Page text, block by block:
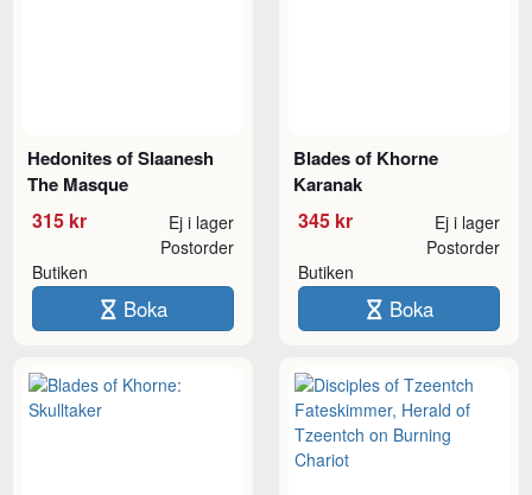
Hedonites of Slaanesh
The Masque
315 kr Ej i lager
Butiken
Postorder
Boka
Blades of Khorne
Karanak
345 kr Ej i lager
Butiken
Postorder
Boka